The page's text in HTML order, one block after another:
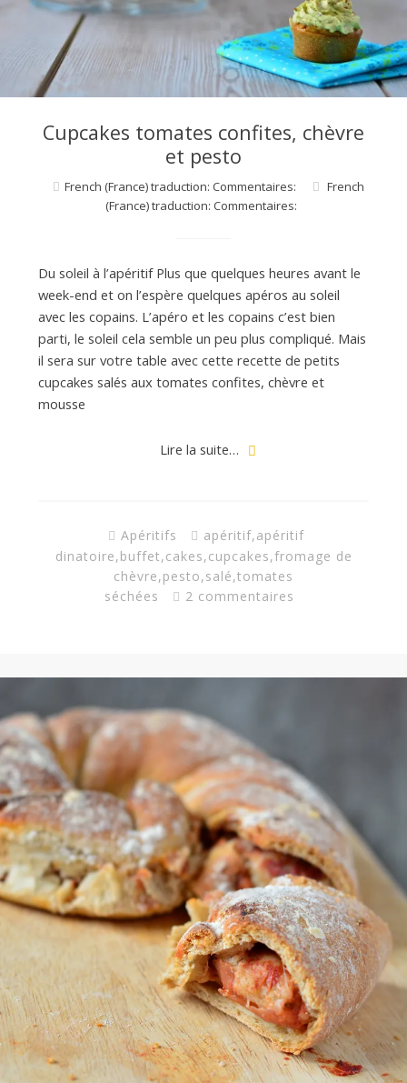
e
Cupcakes tomates confites, chèvre
et pesto
French (France) traduction: Commentaires:
French
(France) traduction: Commentaires:
Du soleil à l’apéritif Plus que quelques heures avant le
week-end et on l’espère quelques apéros au soleil
avec les copains. L’apéro et les copains c’est bien
parti, le soleil cela semble un peu plus compliqué. Mais
il sera sur votre table avec cette recette de petits
cupcakes salés aux tomates confites, chèvre et
mousse
Lire la suite…
Apéritifs apéritif,apéritif
dinatoire,buffet,cakes,cupcakes,fromage de
chèvre,pesto,salé,tomates
séchées
2 commentaires